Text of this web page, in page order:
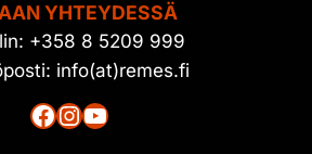
YHTEYDESSÄ
+358 8 5209 999
info(at)remes.fi
Facebook
Instagram
YouTube